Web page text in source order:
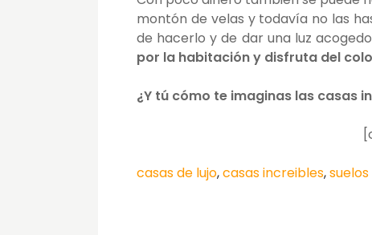
montón de velas y todavía no las
de hacerlo y de dar una luz
por la habitación y disfruta del
¿Y tú cómo te imaginas las casas
casas de lujo,casas increibles,